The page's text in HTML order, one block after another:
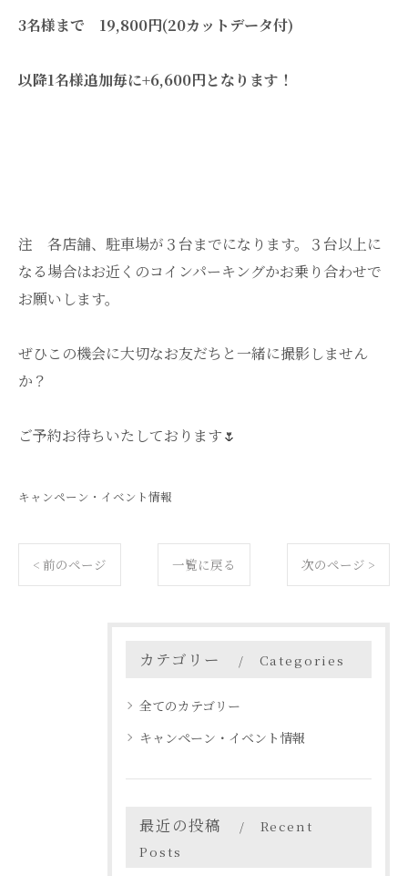
3名様まで 19,800円(20カットデータ付)
以降1名様追加毎に+6,600円となります！
注 各店舗、駐車場が３台までになります。３台以上に
なる場合はお近くのコインパーキングかお乗り合わせで
お願いします。
ぜひこの機会に大切なお友だちと一緒に撮影しません
か？
ご予約お待ちいたしております🌷
キャンペーン・イベント情報
< 前のページ 一覧に戻る 次のページ >
カテゴリー Categories
全てのカテゴリー
キャンペーン・イベント情報
最近の投稿
Recent
Posts